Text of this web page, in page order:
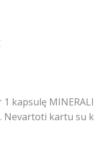
kapsulę
kartu su